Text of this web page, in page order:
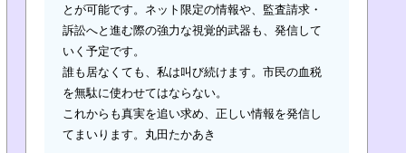
とが可能です。ネット限定の情報や、監査請求・
訴訟へと進む際の強力な視覚的武器も、発信して
いく予定です。
誰も居なくても、私は叫び続けます。市民の血税
を無駄に使わせてはならない。
これからも真実を追い求め、正しい情報を発信し
てまいります。丸田たかあき